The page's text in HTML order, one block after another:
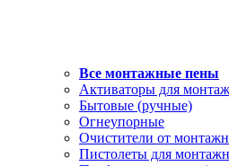
Все монтажные пены
Активаторы для
Бытовые (ручные)
Огнеупорные
Очистители от
Пистолеты для